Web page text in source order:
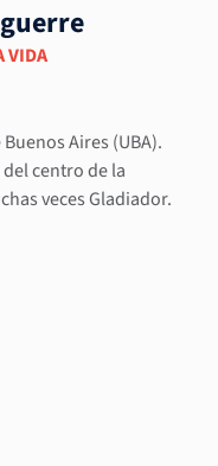
VIDA
Aires (UBA).
centro de la
veces Gladiador.